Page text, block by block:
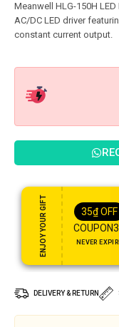
Meanwell HLG-150H
AC/DC LED driver
ENJOY YOUR GIFT 35₫ OFF
NEVER
DELIVERY & RETURN